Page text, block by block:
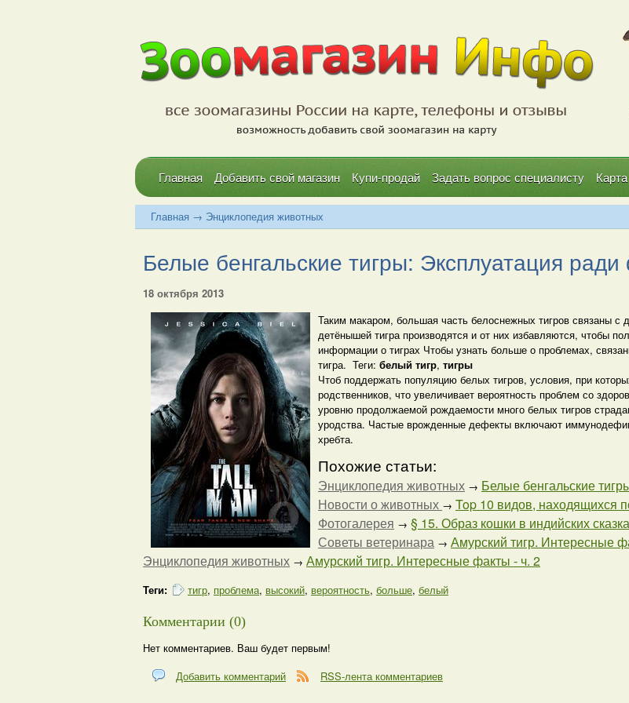
Главная Добавить свой магазин Купи-продай Задать вопрос специалисту
Главная → Энциклопедия животных
Белые бенгальские тигры: Эксплуатация
18 октября 2013
Таким макаром, большая часть белоснежных тигров связаны с
детёнышей тигра производятся и от них избавляются, чтобы
информации о тиграх Чтобы узнать больше о проблемах,
тигра. Теги: белый тигр, тигры
Чтоб поддержать популяцию белых тигров, условия, при
родственников, что увеличивает вероятность проблем со
уровню продолжаемой рождаемости много белых тигров
уродства. Частые врожденные дефекты включают
хребта.
Похожие статьи:
Энциклопедия животных → Белые бенгальские
Новости о животных → Top 10 видов, находящихся
Фотогалерея → § 15. Образ кошки в индийских
Советы ветеринара → Амурский тигр. Интересные
Энциклопедия животных → Амурский тигр. Интересные факты - ч. 2
Теги: тигр, проблема, высокий, вероятность, больше, белый
Комментарии (0)
Нет комментариев. Ваш будет первым!
Добавить комментарий
RSS-лента комментариев